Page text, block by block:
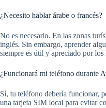
¿Necesito hablar árabe o francés?
No es necesario. En las zonas
inglés. Sin embargo, aprender
siempre es útil y apreciado por los
¿Funcionará mi teléfono durante
Sí, tu teléfono debería funcionar,
una tarjeta SIM local para evitar